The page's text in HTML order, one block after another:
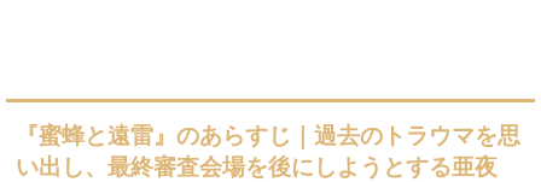
『蜜蜂と遠雷』のあらすじ｜過去のトラウマを思
い出し、最終審査会場を後にしようとする亜夜